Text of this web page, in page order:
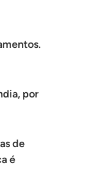
por
de
é